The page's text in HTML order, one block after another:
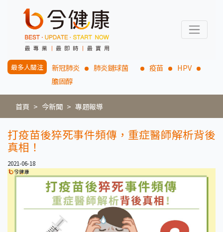
最多人關注 新冠肺炎 肺炎鏈球菌 疫苗
HPV
膽固醇
首頁 今新聞 專題報導
打疫苗後猝死事件頻傳，重症醫師解析背後
真相！
2021-06-18